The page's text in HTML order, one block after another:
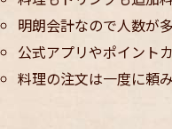
明朗会計なので人数が
公式アプリやポイント
料理の注文は一度に頼